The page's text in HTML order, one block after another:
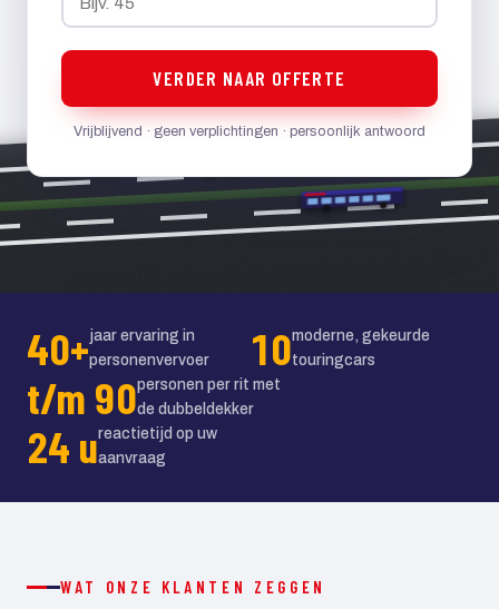
VERDER NAAR OFFERTE
Vrijblijvend · geen verplichtingen · persoonlijk antwoord
40+jaar ervaring in
personenvervoer
10moderne, gekeurde
touringcars
t/m 90personen per rit met
de dubbeldekker
24 ureactietijd op uw
aanvraag
WAT ONZE KLANTEN ZEGGEN